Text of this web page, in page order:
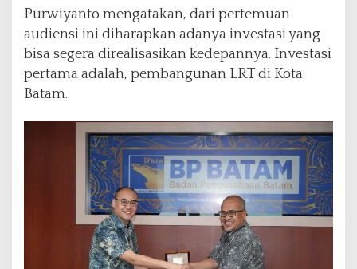
Purwiyanto mengatakan, dari pertemuan
audiensi ini diharapkan adanya investasi yang
bisa segera direalisasikan kedepannya. Investasi
pertama adalah, pembangunan LRT di Kota
Batam.